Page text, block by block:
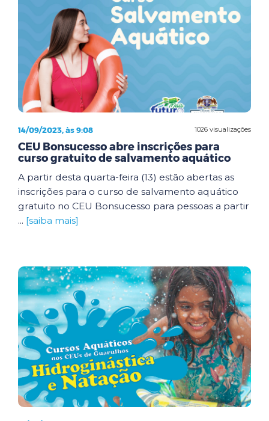
1026 visualizações
14/09/2023, às 9:08
CEU Bonsucesso abre inscrições para
curso gratuito de salvamento aquático
A partir desta quarta-feira (13) estão abertas as
inscrições para o curso de salvamento aquático
gratuito no CEU Bonsucesso para pessoas a partir
... [saiba mais]